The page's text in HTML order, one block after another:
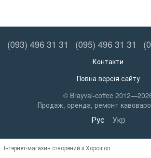
(093) 496 31 31 (095) 496 31 31
Контакти
Повна версія сайту
© Brayval-coffee
Продаж, оренда, ремонт
Рус Укр
Інтернет-магазин створений з Хорошоп